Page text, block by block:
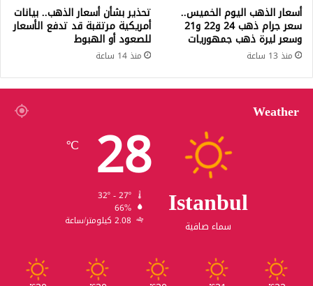
أسعار الذهب اليوم الخميس..
سعر جرام ذهب 24 و22 و21
وسعر ليرة ذهب جمهوريات
منذ 13 ساعة
تحذير بشأن أسعار الذهب.. بيانات
أمريكية مرتقبة قد تدفع الأسعار
للصعود أو الهبوط
منذ 14 ساعة
Weather
Istanbul
سماء صافية
28
℃
66%
2.08 كيلومتر/ساعة